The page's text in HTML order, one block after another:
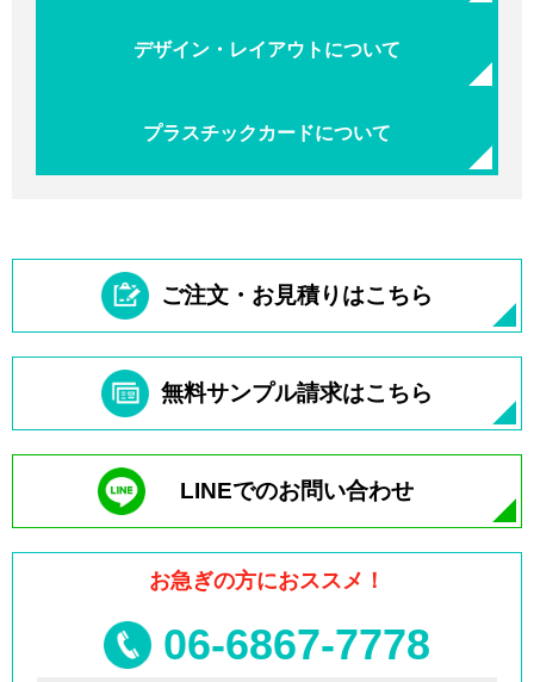
デザイン・レイアウトについて
プラスチックカードについて
ご注文・お見積りはこちら
無料サンプル請求はこちら
LINEでのお問い合わせ
お急ぎの方におススメ！
06-6867-7778